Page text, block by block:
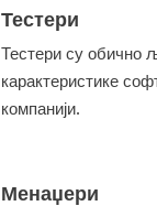
Тестери
Тестери су обично
карактеристике
компанији.
Менаџери